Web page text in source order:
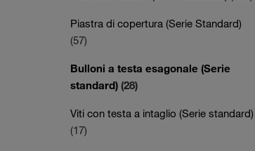
Piastra di copertura (Serie Standard)
(57)
Bulloni a testa esagonale (Serie
standard) (28)
Viti con testa a intaglio (Serie standard)
(17)